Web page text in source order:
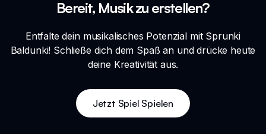
Bereit, Musik zu erstellen?
Entfalte dein musikalisches Potenzial mit Sprunki
Baldunki! Schließe dich dem Spaß an und drücke heute
deine Kreativität aus.
Jetzt Spiel Spielen